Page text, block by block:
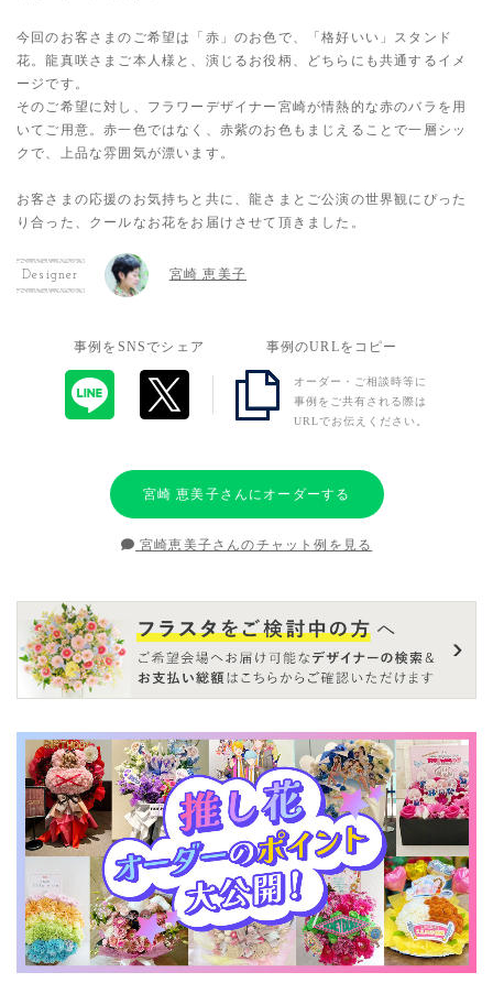
今回のお客さまのご希望は「赤」のお色で、「格好いい」スタンド
花。龍真咲さまご本人様と、演じるお役柄、どちらにも共通するイメ
ージです。
そのご希望に対し、フラワーデザイナー宮崎が情熱的な赤のバラを用
いてご用意。赤一色ではなく、赤紫のお色もまじえることで一層シッ
クで、上品な雰囲気が漂います。
お客さまの応援のお気持ちと共に、龍さまとご公演の世界観にぴった
り合った、クールなお花をお届けさせて頂きました。
Designer 宮崎 恵美子
事例をSNSでシェア 事例のURLをコピー
オーダー・ご相談時等に
事例をご共有される際は
URLでお伝えください。
宮崎 恵美子さんにオーダーする
宮崎恵美子さんのチャット例を見る